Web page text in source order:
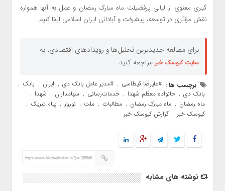
گیری معنوی از لیالی پرفضیلت ماه مبارک رمضان و عمل به آنها همواره
نقش مؤثری در توسعه، پیشرفت و آبادانی ایران اسلامی ایفا کنیم.
برای مطالعه جدیدترین تحلیل‌ها و رویدادهای اقتصادی، به
سایت کیوسک خبر مراجعه کنید.
برچسب ها : #علیرضا قیطاسی , #مدیر عامل بانک دی , ایران , بانک ,
بانک دی , خانواده معظم شهدا , خدمات‌رسانی , سهامداران , شهدا ,
ماه رمضان , ماه مبارک رمضان , مطالبات , ملت , نوروز , پیام تبریک ,
کیوسک خبر , گزارش کیوسک خبر
https://www.kioskekhabar.ir/?p=185546
نوشته های مشابه